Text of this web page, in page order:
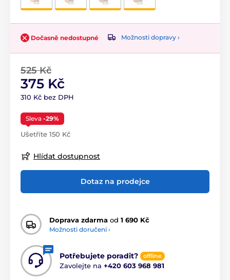
Dočasně nedostupné Možnosti dopravy ›
525 Kč
375 Kč
310 Kč bez DPH
Sleva -29%
Ušetříte 150 Kč
Hlídat dostupnost
Dotaz na prodejce
Doprava zdarma od 1 690 Kč
Možnosti doručení ›
Potřebujete poradit? offline
Zavolejte na +420 603 968 981